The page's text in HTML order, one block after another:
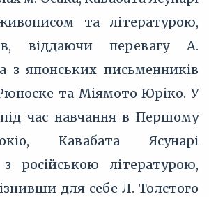
та літературою,
віддаючи перевагу А.
з японських письменників
та Міямото Юріко. У
під час навчання в Першому
Кавабата Ясунарі
російською літературою,
для себе Л. Толстого